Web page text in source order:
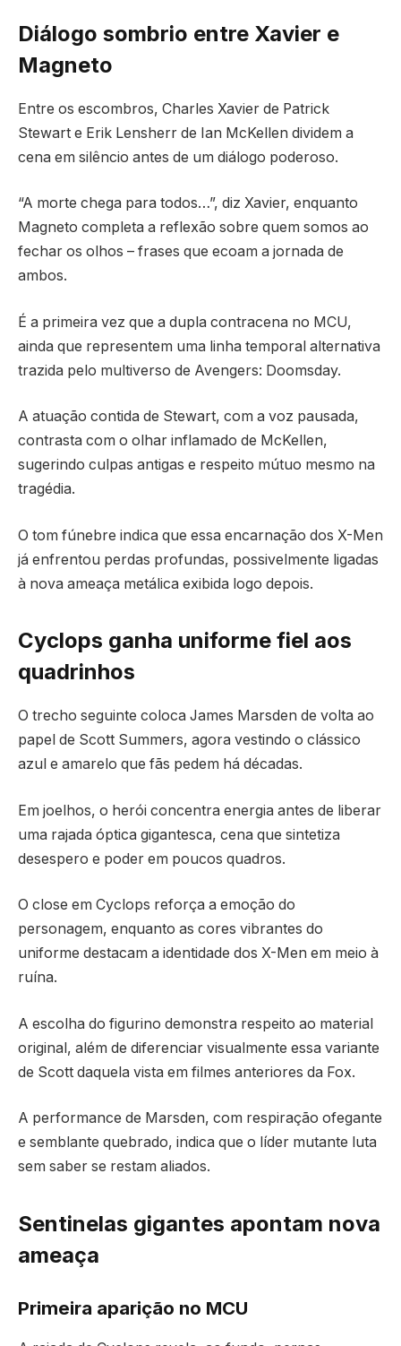
Diálogo sombrio entre Xavier e
Magneto
Entre os escombros, Charles Xavier de Patrick
Stewart e Erik Lensherr de Ian McKellen dividem a
cena em silêncio antes de um diálogo poderoso.
“A morte chega para todos…”, diz Xavier, enquanto
Magneto completa a reflexão sobre quem somos ao
fechar os olhos – frases que ecoam a jornada de
ambos.
É a primeira vez que a dupla contracena no MCU,
ainda que representem uma linha temporal alternativa
trazida pelo multiverso de Avengers: Doomsday.
A atuação contida de Stewart, com a voz pausada,
contrasta com o olhar inflamado de McKellen,
sugerindo culpas antigas e respeito mútuo mesmo na
tragédia.
O tom fúnebre indica que essa encarnação dos X-Men
já enfrentou perdas profundas, possivelmente ligadas
à nova ameaça metálica exibida logo depois.
Cyclops ganha uniforme fiel aos
quadrinhos
O trecho seguinte coloca James Marsden de volta ao
papel de Scott Summers, agora vestindo o clássico
azul e amarelo que fãs pedem há décadas.
Em joelhos, o herói concentra energia antes de liberar
uma rajada óptica gigantesca, cena que sintetiza
desespero e poder em poucos quadros.
O close em Cyclops reforça a emoção do
personagem, enquanto as cores vibrantes do
uniforme destacam a identidade dos X-Men em meio à
ruína.
A escolha do figurino demonstra respeito ao material
original, além de diferenciar visualmente essa variante
de Scott daquela vista em filmes anteriores da Fox.
A performance de Marsden, com respiração ofegante
e semblante quebrado, indica que o líder mutante luta
sem saber se restam aliados.
Sentinelas gigantes apontam nova
ameaça
Primeira aparição no MCU